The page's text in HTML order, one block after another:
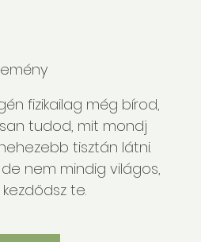
fizikailag még bírod,
tudod, mit mondj
tisztán látni.
nem mindig világos,
te.